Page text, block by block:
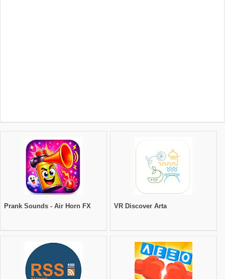
Prank Sounds - Air Horn FX VR Discover Arta